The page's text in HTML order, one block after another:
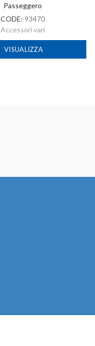
Passeggero
CODE: 93470
Accessori vari
VISUALIZZA